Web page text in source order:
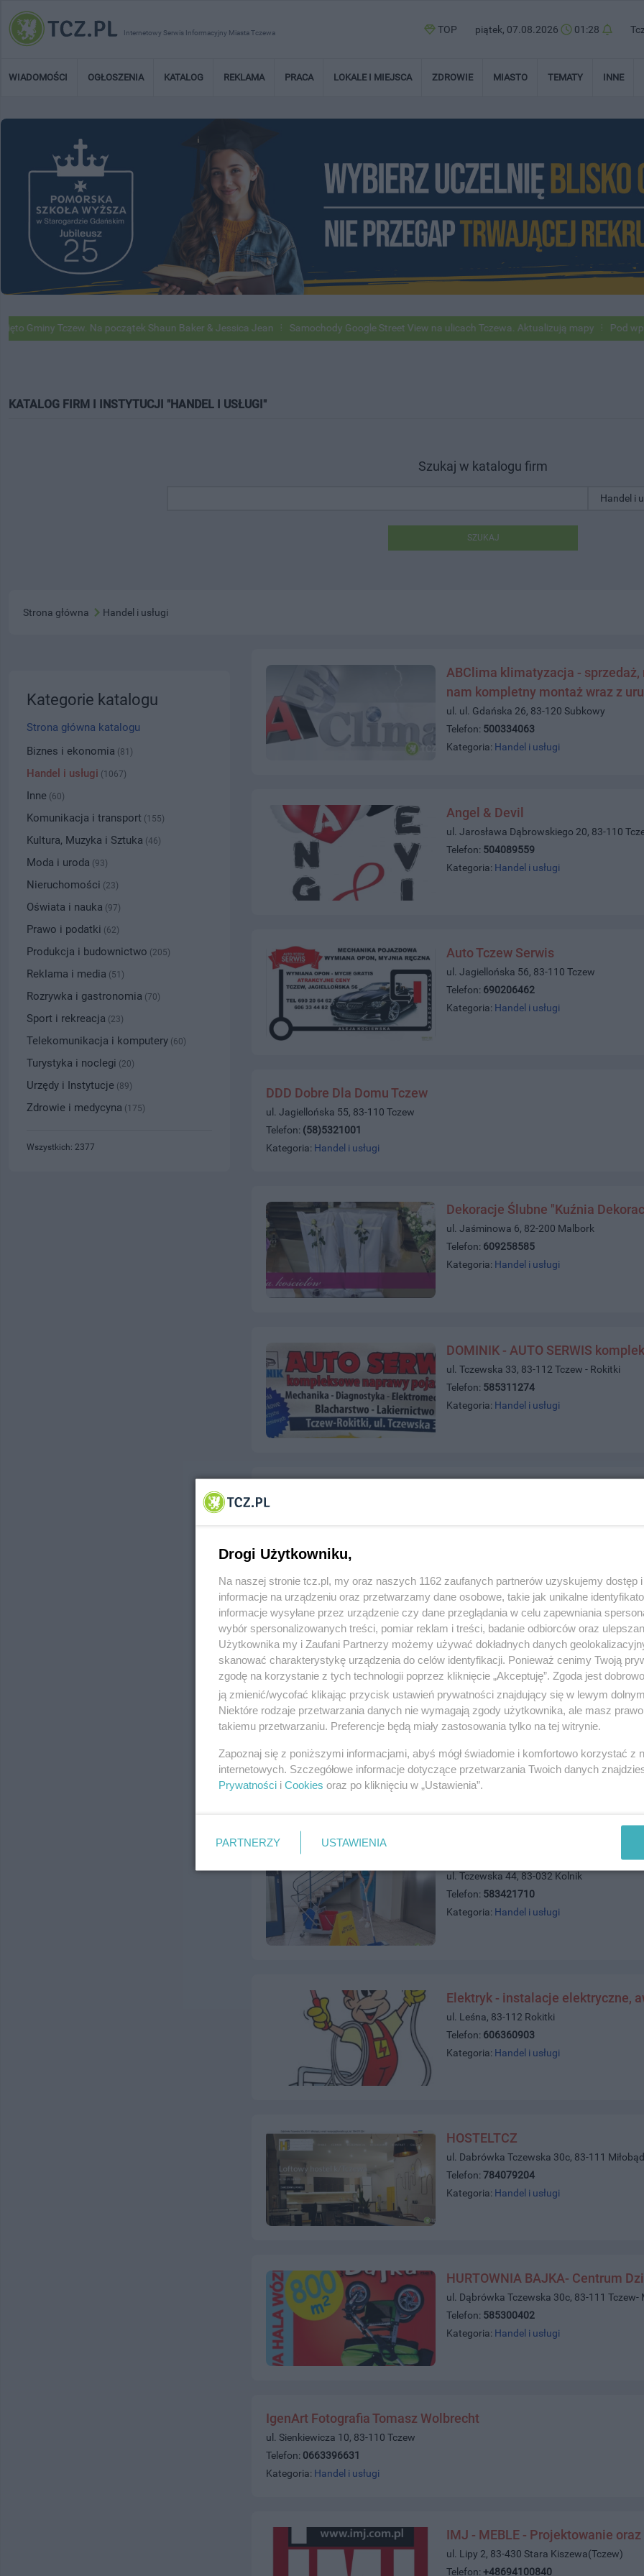
Internetowy Serwis Informacyjny Miasta Tczewa TOP piątek, 07.08.2026 01:28
WIADOMOŚCI OGŁOSZENIA KATALOG REKLAMA PRACA LOKALE I MIEJSCA ZDROWIE MIASTO TEMATY INNE
Tczew. Na początek Shaun Baker & Jessica Jean Samochody Google Street View na ulicach Tczewa. Aktualizują mapy Pod wpływem
KATALOG FIRM I INSTYTUCJI "HANDEL I USŁUGI"
Szukaj w katalogu firm
SZUKAJ
Strona główna Handel i usługi
ABClima klimatyzacja -
nam kompletny montaż wraz z
ul. ul. Gdańska 26, 83-120 Subkowy
Telefon: 500334063
Kategoria: Handel i usługi
Angel & Devil
ul. Jarosława Dąbrowskiego 20, 83-110
Telefon: 504089559
Kategoria: Handel i usługi
Auto Tczew Serwis
ul. Jagiellońska 56, 83-110 Tczew
Telefon: 690206462
Kategoria: Handel i usługi
DDD Dobre Dla Domu Tczew
ul. Jagiellońska 55, 83-110 Tczew
Telefon: (58)5321001
Kategoria: Handel i usługi
Dekoracje Ślubne "Kuźnia
ul. Jaśminowa 6, 82-200 Malbork
Telefon: 609258585
Kategoria: Handel i usługi
DOMINIK - AUTO SERWIS
ul. Tczewska 33, 83-112 Tczew - Rokitki
Telefon: 585311274
Kategoria: Handel i usługi
Eden Dom Pogrzebowy - Usługi
ul. 30 Stycznia 10/2, 83-110 Tczew
Telefon:535437437
Kategoria:
Handel i usługi
ul. Tczewska 44, 83-032 Kolnik
Telefon: 583421710
Kategoria: Handel i usługi
Elektryk - instalacje elektryczne,
ul. Leśna, 83-112 Rokitki
Telefon: 606360903
Kategoria: Handel i usługi
HOSTELTCZ
ul. Dabrówka Tczewska 30c, 83-111
Telefon:784079204
Kategoria: Handel i usługi
HURTOWNIA BAJKA- Centrum
ul. Dąbrówka Tczewska 30c, 83-111 Tczew-
Telefon: 585300402
Kategoria: Handel i usługi
IgenArt Fotografia Tomasz Wolbrecht
ul. Sienkiewicza 10, 83-110 Tczew
Telefon: 0663396631
Kategoria: Handel i usługi
IMJ - MEBLE - Projektowanie
ul. Lipy 2, 83-430 Stara Kiszewa(Tczew)
Telefon:+48694100840
Kategorie katalogu
Strona główna katalogu
Biznes i ekonomia (81)
Handel i usługi (1067)
Inne (60)
Komunikacja i transport (155)
Kultura, Muzyka i Sztuka (46)
Moda i uroda (93)
Nieruchomości (23)
Oświata i nauka (97)
Prawo i podatki (62)
Produkcja i budownictwo (205)
Reklama i media (51)
Rozrywka i gastronomia (70)
Sport i rekreacja (23)
Telekomunikacja i komputery (60)
Turystyka i noclegi (20)
Urzędy i Instytucje (89)
Zdrowie i medycyna (175)
Wszystkich: 2377
Drogi Użytkowniku,
Na naszej stronie tcz.pl, my oraz naszych 1162 zaufanych partnerów uzyskujemy dostęp
informacje na urządzeniu oraz przetwarzamy dane osobowe, takie jak unikalne
informacje wysyłane przez urządzenie czy dane przeglądania w celu zapewniania
wybór spersonalizowanych treści, pomiar reklam i treści, badanie odbiorców oraz
Użytkownika my i Zaufani Partnerzy możemy używać dokładnych danych
skanować charakterystykę urządzenia do celów identyfikacji. Ponieważ cenimy Twoją
zgodę na korzystanie z tych technologii poprzez kliknięcie „Akceptuję”. Zgoda jest
ją zmienić/wycofać klikając przycisk ustawień prywatności znajdujący się w lewym
Niektóre rodzaje przetwarzania danych nie wymagają zgody użytkownika, ale masz
takiemu przetwarzaniu. Preferencje będą miały zastosowania tylko na tej witrynie.
Zapoznaj się z poniższymi informacjami, abyś mógł świadomie i komfortowo korzystać z
internetowych. Szczegółowe informacje dotyczące przetwarzania Twoich danych
Prywatności i Cookies oraz po kliknięciu w „Ustawienia”.
PARTNERZY USTAWIENIA